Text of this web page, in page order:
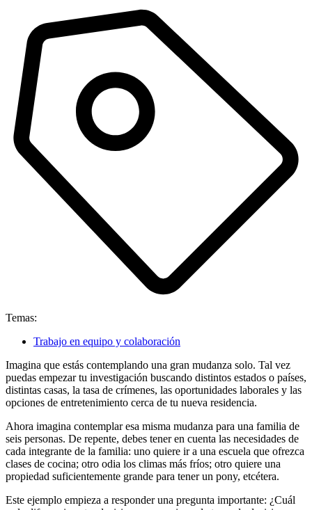
Temas:
Trabajo en equipo y colaboración
Imagina que estás contemplando una gran mudanza solo. Tal vez
puedas empezar tu investigación buscando distintos estados o países,
distintas casas, la tasa de crímenes, las oportunidades laborales y las
opciones de entretenimiento cerca de tu nueva residencia.
Ahora imagina contemplar esa misma mudanza para una familia de
seis personas. De repente, debes tener en cuenta las necesidades de
cada integrante de la familia: uno quiere ir a una escuela que ofrezca
clases de cocina; otro odia los climas más fríos; otro quiere una
propiedad suficientemente grande para tener un pony, etcétera.
Este ejemplo empieza a responder una pregunta importante: ¿Cuál